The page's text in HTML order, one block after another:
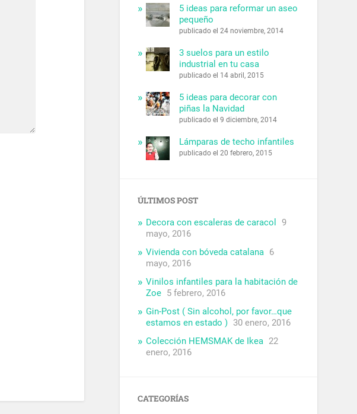
5 ideas para reformar un aseo
pequeño
publicado el 24 noviembre, 2014
3 suelos para un estilo
industrial en tu casa
publicado el 14 abril, 2015
5 ideas para decorar con
piñas la Navidad
publicado el 9 diciembre, 2014
Lámparas de techo infantiles
publicado el 20 febrero, 2015
ÚLTIMOS POST
Decora con escaleras de caracol
9
mayo, 2016
Vivienda con bóveda catalana 6
mayo, 2016
Vinilos infantiles para la habitación de
Zoe 5 febrero, 2016
Gin-Post ( Sin alcohol, por favor…que
estamos en estado ) 30 enero, 2016
Colección HEMSMAK de Ikea 22
enero, 2016
CATEGORÍAS